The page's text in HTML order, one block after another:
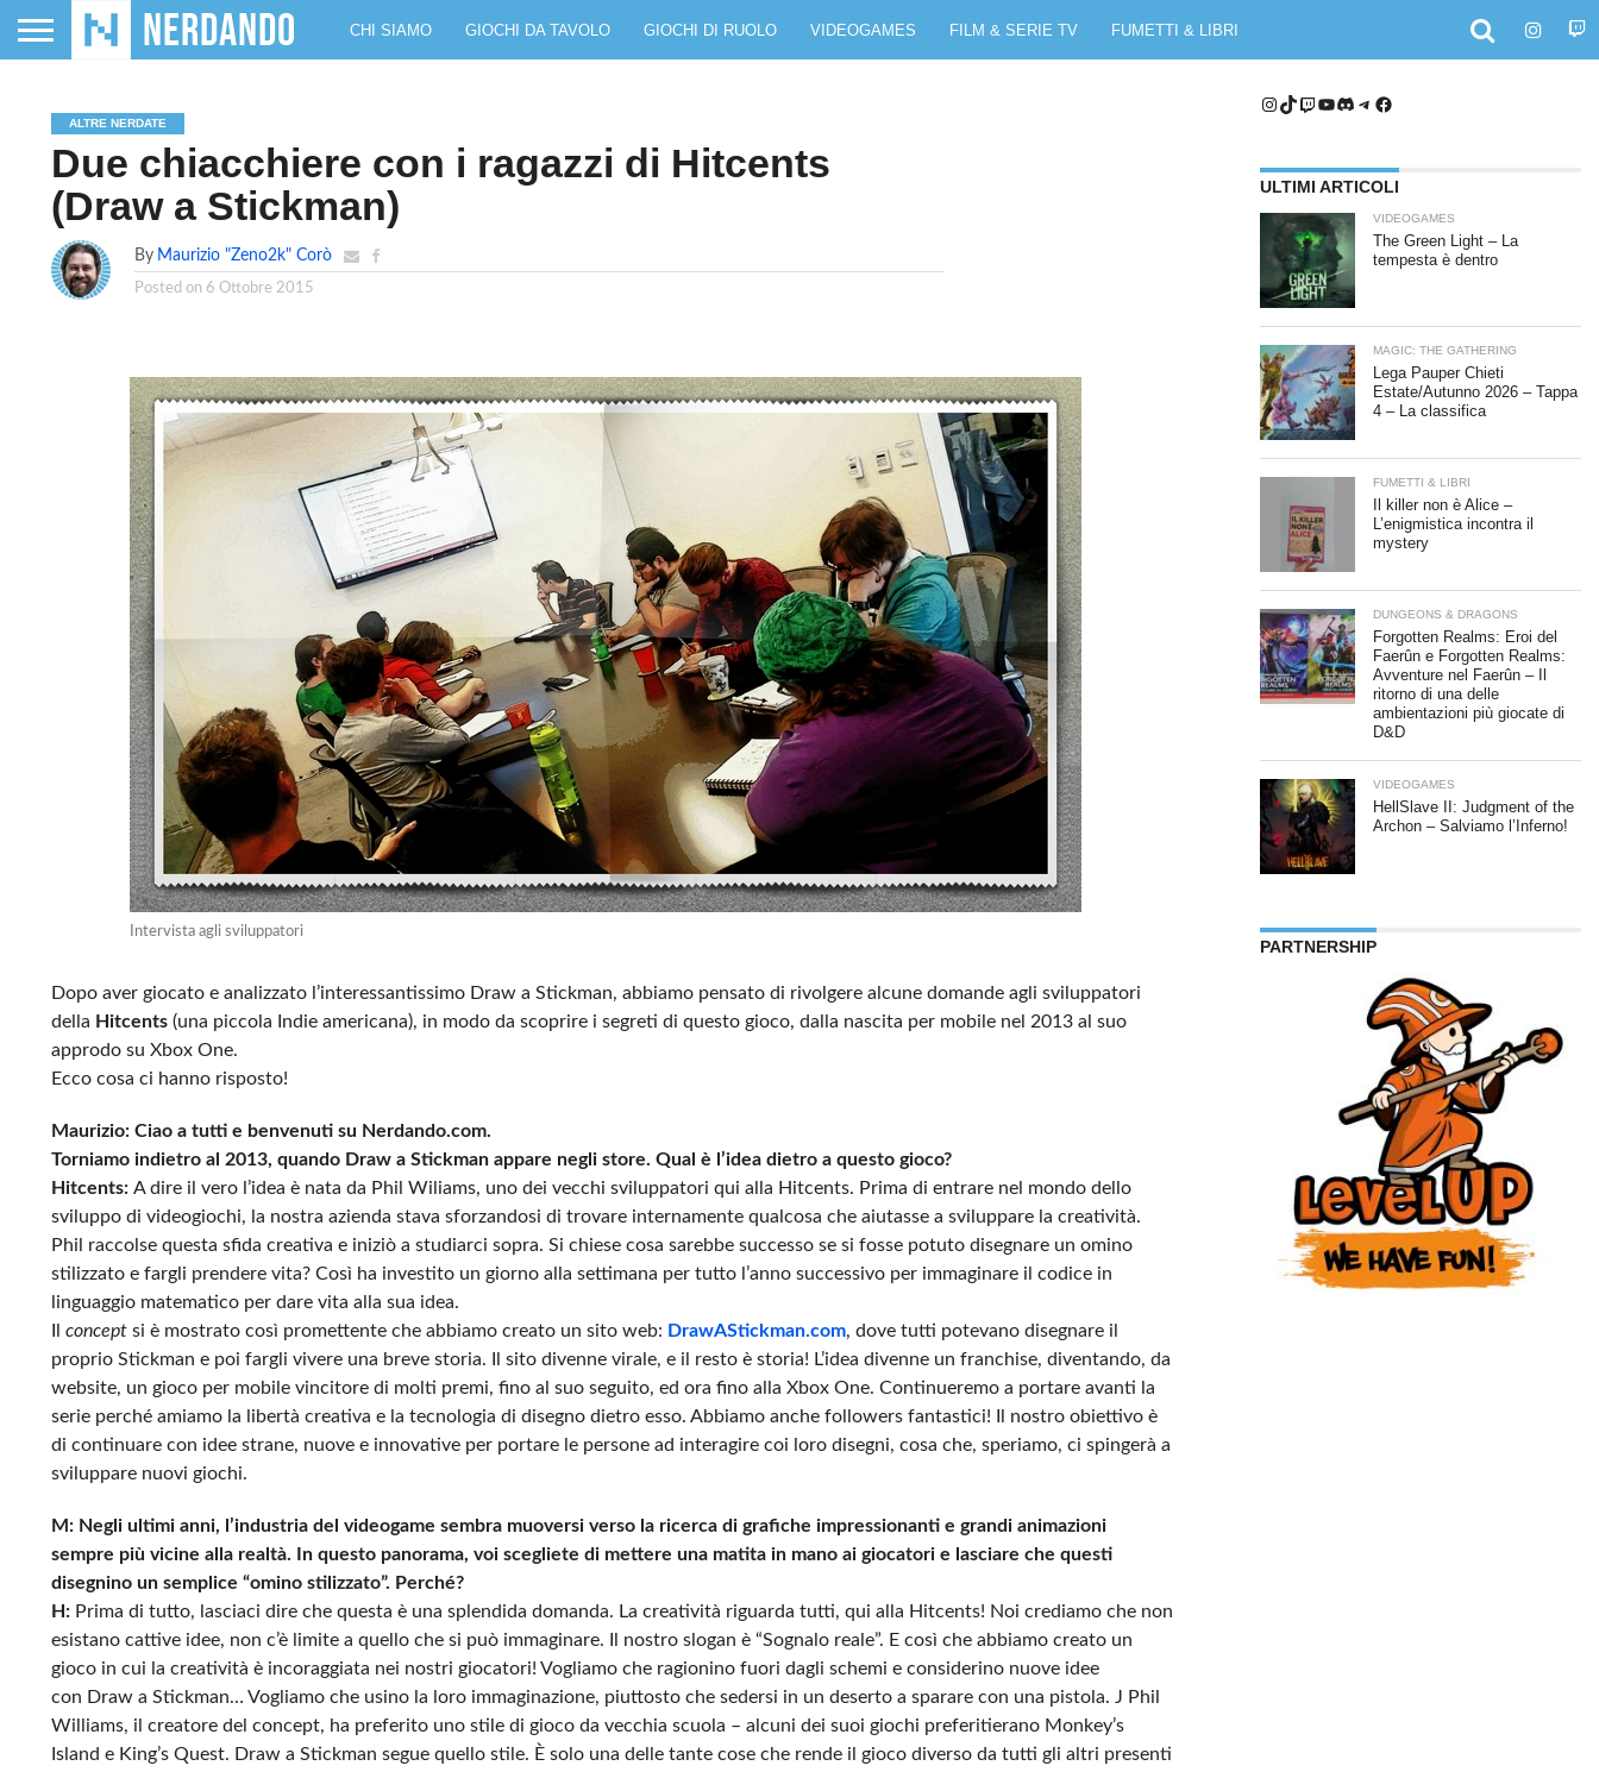
CHI SIAMO GIOCHI DA TAVOLO GIOCHI DI RUOLO VIDEOGAMES FILM & SERIE TV FUMETTI & LIBRI
ALTRE NERDATE
Due chiacchiere con i ragazzi di Hitcents
(Draw a Stickman)
By Maurizio "Zeno2k" Corò
Posted on 6 Ottobre 2015
Intervista agli sviluppatori
Dopo aver giocato e analizzato l’interessantissimo Draw a Stickman, abbiamo pensato di rivolgere alcune domande agli sviluppatori
della Hitcents(una piccola Indie americana), in modo da scoprire i segreti di questo gioco, dalla nascita per mobile nel 2013 al suo
approdo su Xbox One.
Ecco cosa ci hanno risposto!
Maurizio: Ciao a tutti e benvenuti su Nerdando.com.
Torniamo indietro al 2013, quando Draw a Stickman appare negli store. Qual è l’idea dietro a questo gioco?
Hitcents: A dire il vero l’idea è nata da Phil Wiliams, uno dei vecchi sviluppatori qui alla Hitcents. Prima di entrare nel mondo dello
sviluppo di videogiochi, la nostra azienda stava sforzandosi di trovare internamente qualcosa che aiutasse a sviluppare la creatività.
Phil raccolse questa sfida creativa e iniziò a studiarci sopra. Si chiese cosa sarebbe successo se si fosse potuto disegnare un omino
stilizzato e fargli prendere vita? Così ha investito un giorno alla settimana per tutto l’anno successivo per immaginare il codice in
linguaggio matematico per dare vita alla sua idea.
conceptsi è mostrato così promettente che abbiamo creato un sito web: DrawAStickman.com, dove tutti potevano disegnare il
proprio Stickman e poi fargli vivere una breve storia. Il sito divenne virale, e il resto è storia! L’idea divenne un franchise, diventando, da
website, un gioco per mobile vincitore di molti premi, fino al suo seguito, ed ora fino alla Xbox One. Continueremo a portare avanti la
serie perché amiamo la libertà creativa e la tecnologia di disegno dietro esso. Abbiamo anche followers fantastici! Il nostro obiettivo è
di continuare con idee strane, nuove e innovative per portare le persone ad interagire coi loro disegni, cosa che, speriamo, ci spingerà a
sviluppare nuovi giochi.
M: Negli ultimi anni, l’industria del videogame sembra muoversi verso la ricerca di grafiche impressionanti e grandi animazioni
sempre più vicine alla realtà. In questo panorama, voi scegliete di mettere una matita in mano ai giocatori e lasciare che questi
disegnino un semplice “omino stilizzato”. Perché?
H:Prima di tutto, lasciaci dire che questa è una splendida domanda. La creatività riguarda tutti, qui alla Hitcents! Noi crediamo che non
esistano cattive idee, non c’è limite a quello che si può immaginare. Il nostro slogan è “Sognalo reale”. E così che abbiamo creato un
gioco in cui la creatività è incoraggiata nei nostri giocatori! Vogliamo che ragionino fuori dagli schemi e considerino nuove idee
con Draw a Stickman… Vogliamo che usino la loro immaginazione, piuttosto che sedersi in un deserto a sparare con una pistola. J Phil
Williams, il creatore del concept, ha preferito uno stile di gioco da vecchia scuola – alcuni dei suoi giochi preferitierano Monkey’s
Island e King’s Quest. Draw a Stickman segue quello stile. È solo una delle tante cose che rende il gioco diverso da tutti gli altri presenti
Instagram
TikTok
Twitch
YouTube
Discord
Telegram
Facebook
ULTIMI ARTICOLI
VIDEOGAMES
The Green Light – La
tempesta è dentro
MAGIC: THE GATHERING
Lega Pauper Chieti
Estate/Autunno 2026 – Tappa
4 – La classifica
FUMETTI & LIBRI
Il killer non è Alice –
L’enigmistica incontra il
mystery
DUNGEONS & DRAGONS
Forgotten Realms: Eroi del
Faerûn e Forgotten Realms:
Avventure nel Faerûn – Il
ritorno di una delle
ambientazioni più giocate di
D&D
VIDEOGAMES
HellSlave II: Judgment of the
Archon – Salviamo l’Inferno!
PARTNERSHIP